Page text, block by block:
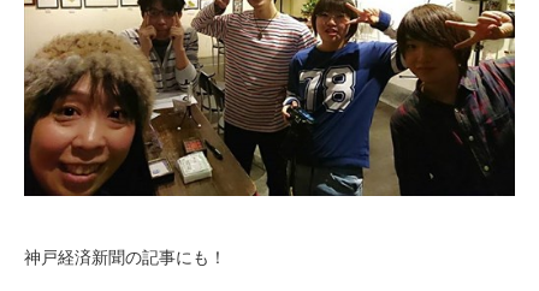
神戸経済新聞の記事にも！